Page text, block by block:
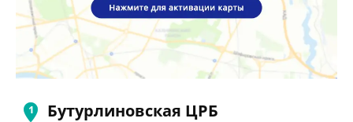
Бутурлиновская ЦРБ